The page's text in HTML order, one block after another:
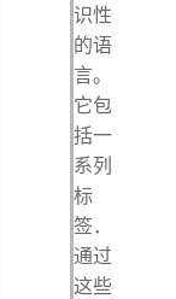
识性
的语
言。
它包
括一
系列
标
签．
通过
这些